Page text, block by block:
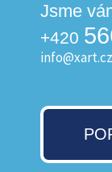
Jsme
+420
info@xart.cz